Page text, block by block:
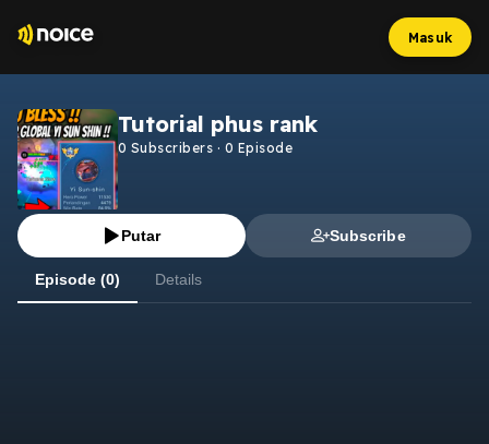
Masuk
Tutorial phus rank
0 Subscribers · 0 Episode
Putar Subscribe
Episode (0) Details